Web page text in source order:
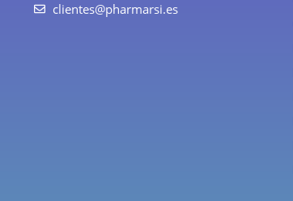
clientes@pharmarsi.es